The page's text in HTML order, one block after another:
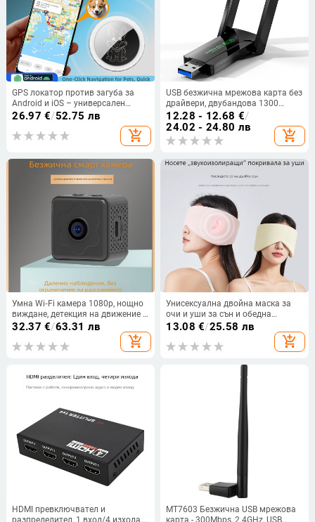
GPS локатор против загуба за
Android и iOS – универсален
тракер за превозни средства и
домашни любимци, модел P18b,
живот на батерията 360 дни,
безжичен обхват неограничен,
26.97 €/52.75 лв
add_shopping_cart
USB безжична мрежова карта без
драйвери, двубандова 1300
Mbps, 2,4 GHz/5 GHz, USB
интерфейс, поддръжка
802.11b/g/n
12.28 - 12.68 €/
24.02 - 24.80 лв
add_shopping_cart
Умна Wi‑Fi камера 1080p, нощно
виждане, детекция на движение с
известия, управление през
мобилно приложение, вътрешна
употреба
32.37 €/63.31 лв
add_shopping_cart
Унисексуална двойна маска за
очи и уши за сън и обедна
почивка, затъмняване и
шумоизолация, защита на очите,
включени ушни тапи
13.08 €/25.58 лв
add_shopping_cart
HDMI превключвател и
разпределител, 1 вход/4 изхода,
MT7603 Безжична USB мрежова
карта - 300Mbps, 2.4GHz, USB